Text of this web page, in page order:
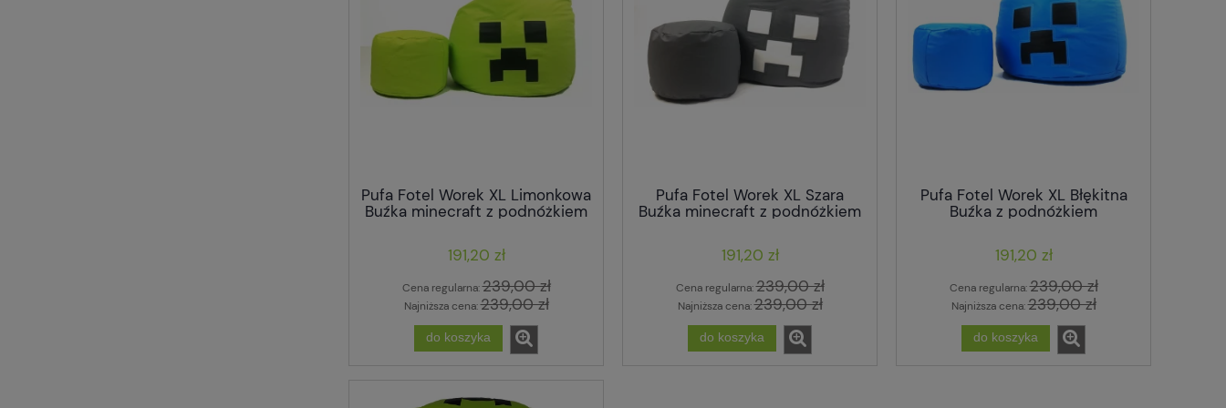
Pufa Fotel Worek XL Limonkowa
Buźka minecraft z podnóżkiem
191,20 zł
Cena regularna:239,00 zł
Najniższa cena:239,00 zł
do koszyka
Pufa Fotel Worek XL Szara
Buźka minecraft z podnóżkiem
191,20 zł
Cena regularna:239,00 zł
Najniższa cena:239,00 zł
do koszyka
Pufa Fotel Worek XL Błękitna
Buźka z podnóżkiem
191,20 zł
Cena regularna:239,00 zł
Najniższa cena:239,00 zł
do koszyka